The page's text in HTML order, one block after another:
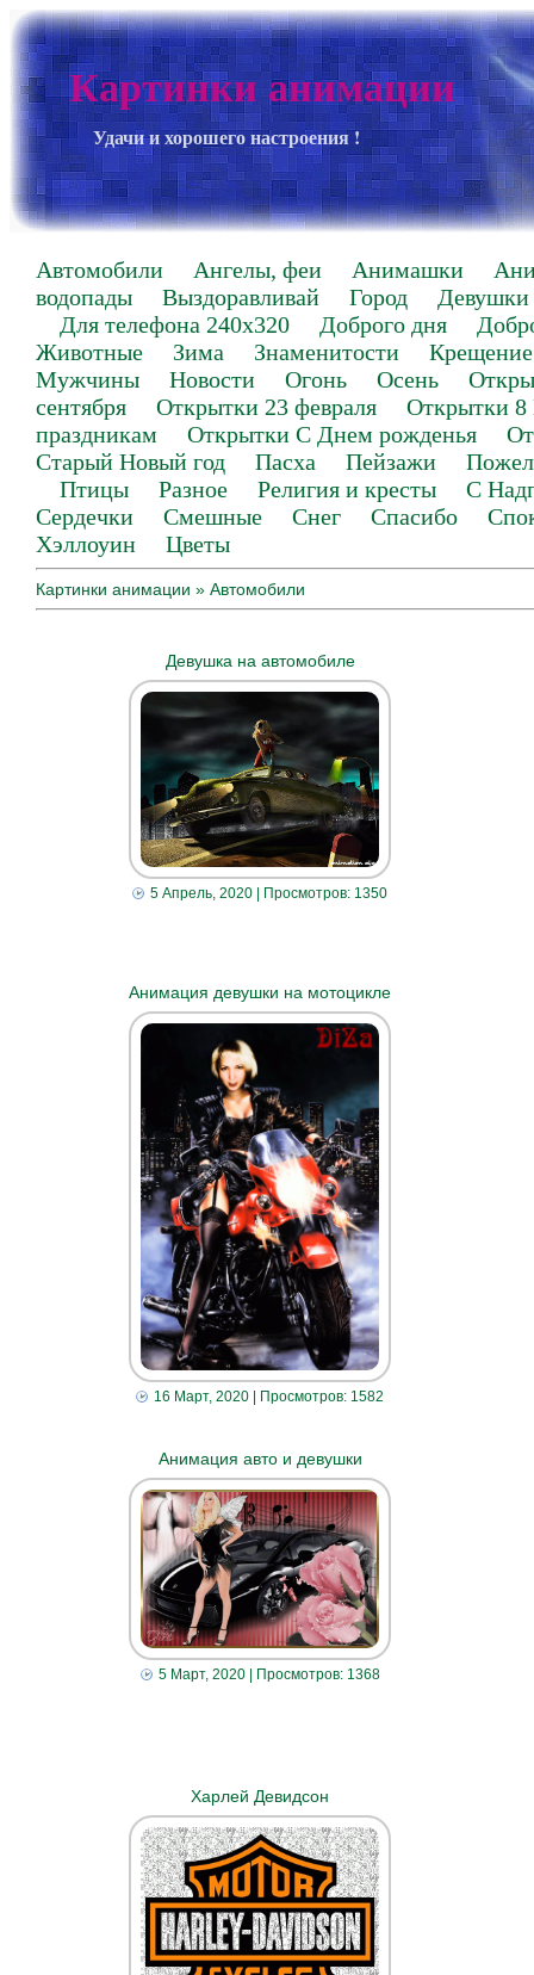
Картинки анимации
Удачи и хорошего настроения !
Автомобили Ангелы, феи Анимашки
водопады
Выздоравливай Город
Девушки
Для телефона 240х320
Доброго дня
Животные
Зима Знаменитости
Крещение
Мужчины
Новости Огонь Осень
сентября
Открытки 23 февраля
Открытки 8
праздникам
Открытки С Днем рожденья
Старый Новый год
Пасха Пейзажи
Птицы
Разное Религия и кресты
С
Сердечки
Смешные Снег Спасибо
Хэллоуин
Цветы
Картинки анимации » Автомобили
Девушка на автомобиле
5 Апрель, 2020 | Просмотров: 1350
Анимация девушки на мотоцикле
16 Март, 2020 | Просмотров: 1582
Анимация авто и девушки
5 Март, 2020| Просмотров: 1368
Харлей Девидсон